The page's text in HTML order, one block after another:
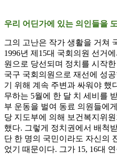
우리 어딘가에 있는 의인들을
그의 고난은 작가 생활을 거쳐
1996년 제15대 국회의원 선거
원으로 당선되며 정치를 시작
국구 국회의원으로 재선에 성
기 위해 계속 주변과 싸워야 했
무하는 5월에 한 달 치 세비를
부 운동을 벌여 동료 의원들에
당 지도부에 의해 보건복지위
했다. 그렇게 정치권에서 배척
단 한 명의 국민이라도 자신의
었기 때문이다. 그가 15, 16대